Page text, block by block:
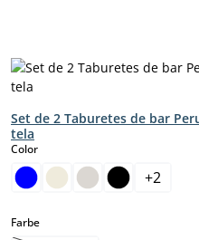
Set de 2 Taburetes de bar
tela
Colorselect
+2
Farbeselect